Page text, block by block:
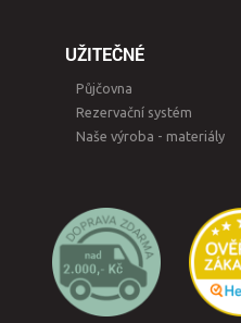
UŽITEČNÉ
Půjčovna
Rezervační systém
Naše výroba - materiály